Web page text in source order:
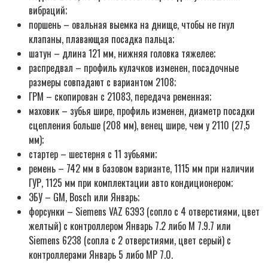
вибраций;
поршень – овальная выемка на днище, чтобы не гнул
клапаны, плавающая посадка пальца;
шатун – длина 121 мм, нижняя головка тяжелее;
распредвал – профиль кулачков изменен, посадочные
размеры совпадают с вариантом 2108;
ГРМ – скопирован с 21083, передача ременная;
маховик – зубья шире, профиль изменен, диаметр посадки
сцепления больше (208 мм), венец шире, чем у 2110 (27,5
мм);
стартер – шестерня с 11 зубьями;
ремень – 742 мм в базовом варианте, 1115 мм при наличии
ГУР, 1125 мм при комплектации авто кондиционером;
ЭБУ – GM, Bosch или Январь;
форсунки – Siemens VAZ 6393 (сопло с 4 отверстиями, цвет
желтый) с контроллером Январь 7.2 либо М 7.9.7 или
Siemens 6238 (сопла с 2 отверстиями, цвет серый) с
контроллерами Январь 5 либо МР 7.0.